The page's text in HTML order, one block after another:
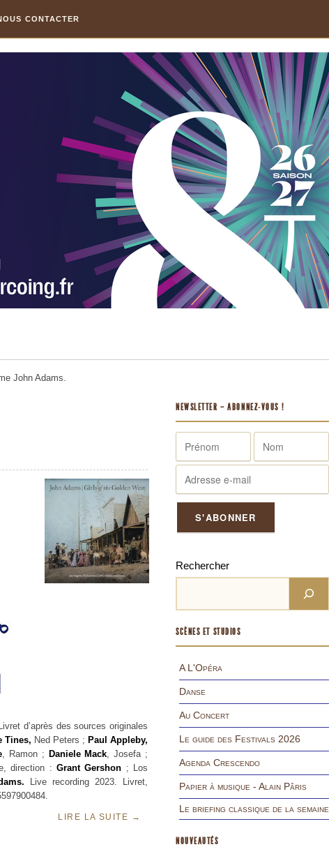
CONTACTER
John Adams.
Livret d’après des sources originales
Tines, Ned Peters ; Paul Appleby,
, Ramon ; Daniele Mack, Josefa ;
direction :Grant Gershon ; Los
Live recording 2023. Livret,
LIRE LA SUITE →
NEWSLETTER – ABONNEZ-VOUS !
Rechercher
SCÈNES ET STUDIOS
A L'Opéra
Danse
Au Concert
Le guide des Festivals 2026
Agenda Crescendo
Papier à musique - Alain Pâris
Le briefing classique de la semaine
NOUVEAUTÉS